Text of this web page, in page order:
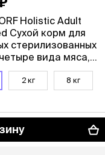
Holistic Adult
Сухой корм для
стерилизованных
вида мяса,
2 кг 8 кг